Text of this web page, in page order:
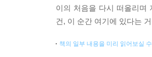
이의 처음을 다시 떠올리며
건, 이 순간 여기에 있다는
책의 일부 내용을 미리 읽어보실